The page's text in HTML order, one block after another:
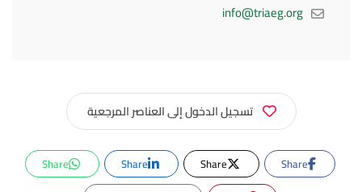
info@triaeg.org
تسجيل الدخول إلى العناصر المرجعية
Share
Share
Share
Share